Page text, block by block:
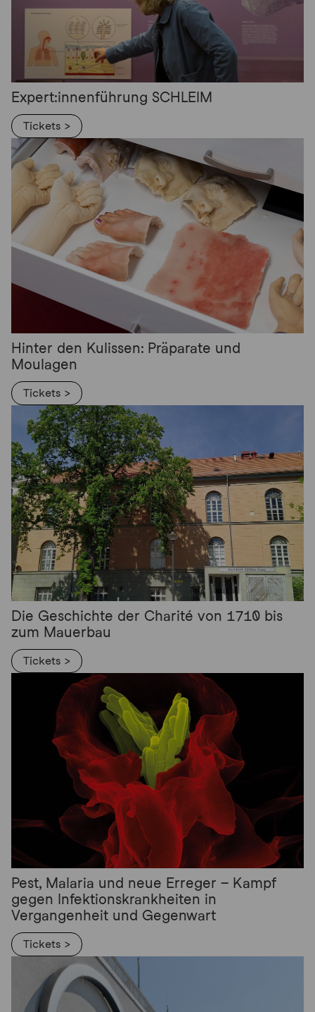
Expert:innenführung SCHLEIM
Tickets >
Hinter den Kulissen: Präparate und
Moulagen
Tickets >
Die Geschichte der Charité von 1710 bis
zum Mauerbau
Tickets >
Pest, Malaria und neue Erreger – Kampf
gegen Infektionskrankheiten in
Vergangenheit und Gegenwart
Tickets >